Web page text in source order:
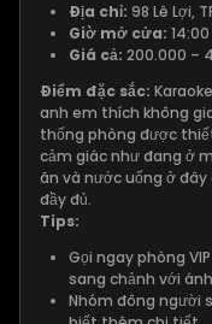
Địa chỉ: 98 Lê Lợi,
Giờ mở cửa:
Giá cả: 200.000 –
Điểm đặc sắc:
anh em thích không
thống phòng được
cảm giác như đang ở
ăn và nước uống ở đây
đầy đủ.
Tips:
Gọi ngay phòng
sang chảnh với
Nhóm đông người